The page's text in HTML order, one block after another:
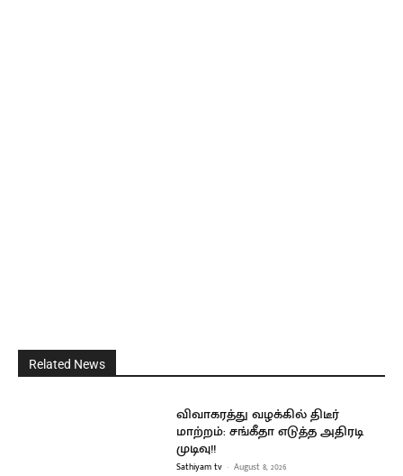
Related News
விவாகரத்து வழக்கில் திடீர்
மாற்றம்: சங்கீதா எடுத்த அதிரடி
முடிவு!!
Sathiyam tv - August 8, 2026